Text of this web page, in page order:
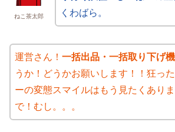
ねこ茶太郎
くわばら。
運営さん！ 一括出品・一括取り下げ
うか！どうかお願いします！！狂っ
ーの変態スマイルはもう見たくあり
で！むし。。。